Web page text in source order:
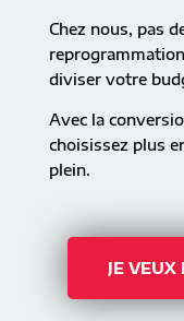
Chez nous, pas
diviser votre
Avec la
choisissez plus
plein.
JE VEUX